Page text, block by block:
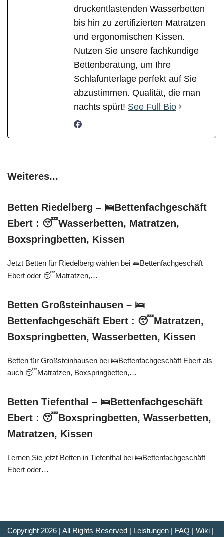
druckentlastenden Wasserbetten
bis hin zu zertifizierten Matratzen
und ergonomischen Kissen.
Nutzen Sie unsere fachkundige
Bettenberatung, um Ihre
Schlafunterlage perfekt auf Sie
abzustimmen. Qualität, die man
nachts spürt! See Full Bio
Weiteres...
Betten Riedelberg – 🛌Bettenfachgeschäft
Ebert : 😴Wasserbetten, Matratzen,
Boxspringbetten, Kissen
Jetzt Betten für Riedelberg wählen bei 🛌Bettenfachgeschäft
Ebert oder 😴Matratzen,…
Betten Großsteinhausen – 🛌
Bettenfachgeschäft Ebert : 😴Matratzen,
Boxspringbetten, Wasserbetten, Kissen
Betten für Großsteinhausen bei 🛌Bettenfachgeschäft Ebert als
auch 😴Matratzen, Boxspringbetten,…
Betten Tiefenthal – 🛌Bettenfachgeschäft
Ebert : 😴Boxspringbetten, Wasserbetten,
Matratzen, Kissen
Lernen Sie jetzt Betten in Tiefenthal bei 🛌Bettenfachgeschäft
Ebert oder…
Copyright 2026 | All Rights Reserved | Leistungen | FAQ | Wiki |